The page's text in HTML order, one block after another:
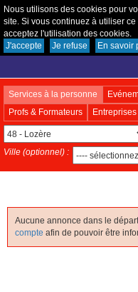
Nous utilisons des cookies pour
site. Si vous continuez à utiliser
acceptez l'utilisation des cookies.
J'accepte
Je refuse En savoir
Services à la personne
Profs & Formateurs
Ville (optionnel) :
Aucune annonce dans le
compte afin de pouvoir être